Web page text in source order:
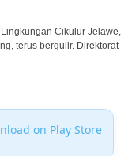
Cikulur Jelawe,
terus bergulir. Direktorat